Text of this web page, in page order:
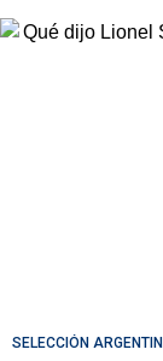
SELECCIÓN